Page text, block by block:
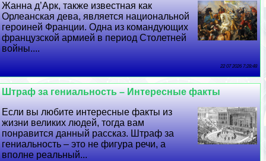
Жанна д’Арк, также известная как
Орлеанская дева, является национальной
героиней Франции. Одна из комaндующих
французской армией в период Столетней
войны....
22 07 2026 7:28:48
Штраф за гениальность – Интересные факты
Если вы любите интересные факты из
жизни великих людей, тогда вам
понравится данный рассказ. Штраф за
гениальность – это не фигура речи, а
вполне реальный...